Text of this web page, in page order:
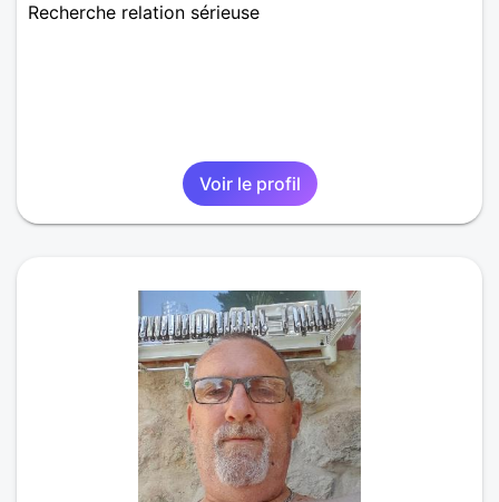
Recherche relation sérieuse
Voir le profil